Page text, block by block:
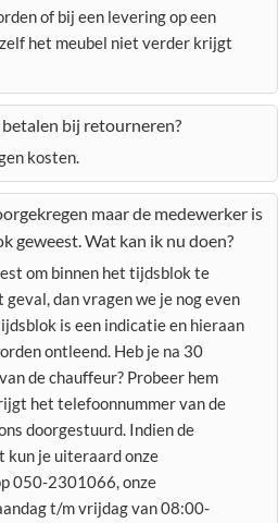
of bij een levering op een
het meubel niet verder krijgt
bij retourneren?
kosten.
maar de medewerker is
geweest. Wat kan ik nu doen?
om binnen het tijdsblok te
dan vragen we je nog even
is een indicatie en hieraan
ontleend. Heb je na 30
de chauffeur? Probeer hem
het telefoonnummer van de
doorgestuurd. Indien de
kun je uiteraard onze
050-2301066, onze
t/m vrijdag van 08:00-